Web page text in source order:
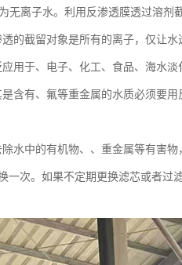
无离子水。利用反渗透膜透过溶
的截留对象是所有的离子，仅让
用于、电子、化工、食品、海水
含有、氟等重金属的水质必须要用
水中的有机物、、重金属等有害
一次。如果不定期更换滤芯或者